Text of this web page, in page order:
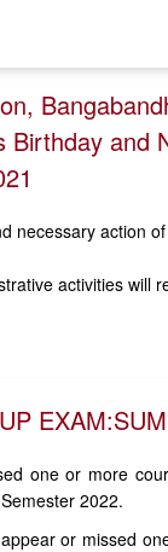
Birthday and
necessary action
activities will
one or more
2022.
or missed